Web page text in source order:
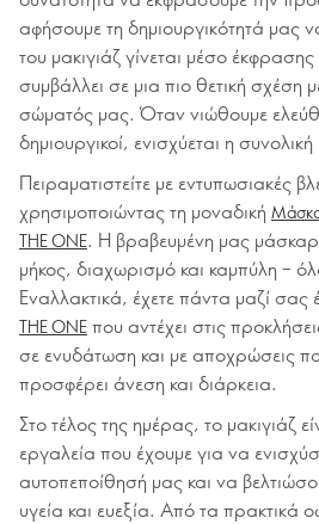
αφήσουμε τη δημιουργικότητά μας
του μακιγιάζ γίνεται μέσο
συμβάλλει σε μια πιο θετική σχέση
σώματός μας. Όταν νιώθουμε
δημιουργικοί, ενισχύεται η
Πειραματιστείτε με εντυπωσιακές
χρησιμοποιώντας τη μοναδική
THE ONE. Η βραβευμένη μας
μήκος, διαχωρισμό και καμπύλη –
Εναλλακτικά, έχετε πάντα μαζί σας
THE ONE που αντέχει στις
σε ενυδάτωση και με αποχρώσεις
προσφέρει άνεση και διάρκεια.
Στο τέλος της ημέρας, το μακιγιάζ
εργαλεία που έχουμε για να
αυτοπεποίθησή μας και να
υγεία και ευεξία. Από τα πρακτικά